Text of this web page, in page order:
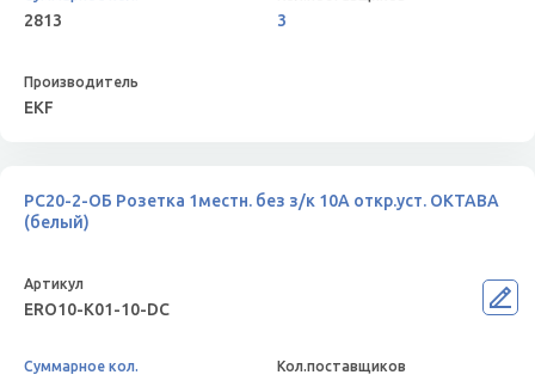
2813 3
EKF
РС20-2-ОБ Розетка 1местн. без з/к 10А откр.уст. ОКТАВА
(белый)
ERO10-K01-10-DC